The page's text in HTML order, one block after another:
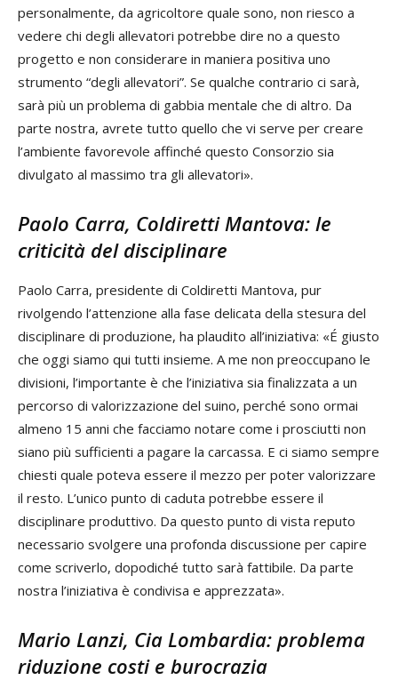
personalmente, da agricoltore quale sono, non riesco a
vedere chi degli allevatori potrebbe dire no a questo
progetto e non considerare in maniera positiva uno
strumento “degli allevatori”. Se qualche contrario ci sarà,
sarà più un problema di gabbia mentale che di altro. Da
parte nostra, avrete tutto quello che vi serve per creare
l’ambiente favorevole affinché questo Consorzio sia
divulgato al massimo tra gli allevatori».
Paolo Carra, Coldiretti Mantova: le
criticità del disciplinare
Paolo Carra, presidente di Coldiretti Mantova, pur
rivolgendo l’attenzione alla fase delicata della stesura del
disciplinare di produzione, ha plaudito all’iniziativa: «É giusto
che oggi siamo qui tutti insieme. A me non preoccupano le
divisioni, l’importante è che l’iniziativa sia finalizzata a un
percorso di valorizzazione del suino, perché sono ormai
almeno 15 anni che facciamo notare come i prosciutti non
siano più sufficienti a pagare la carcassa. E ci siamo sempre
chiesti quale poteva essere il mezzo per poter valorizzare
il resto. L’unico punto di caduta potrebbe essere il
disciplinare produttivo. Da questo punto di vista reputo
necessario svolgere una profonda discussione per capire
come scriverlo, dopodiché tutto sarà fattibile. Da parte
nostra l’iniziativa è condivisa e apprezzata».
Mario Lanzi, Cia Lombardia: problema
riduzione costi e burocrazia